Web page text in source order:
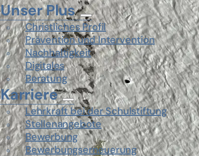
Unser Plus
Christliches Profil
Prävention und Intervention
Nachhaltigkeit
Digitales
Beratung
Karriere
Lehrkraft bei der Schulstiftung
Stellenangebote
Bewerbung
Bewerbungserneuerung